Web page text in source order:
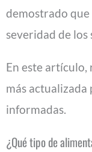
demostrado
severidad de los
En este artículo,
más
informadas.
¿Qué tipo de